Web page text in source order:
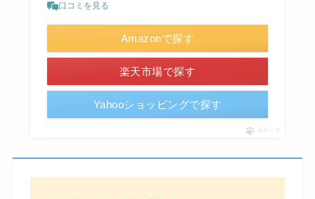
口コミを見る
Amazonで探す
楽天市場で探す
Yahooショッピングで探す
ポチップ